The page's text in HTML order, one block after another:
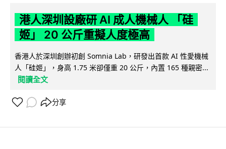
港人深圳設廠研 AI 成人機械人 「硅
姬」 20 公斤重擬人度極高
香港人於深圳創辦初創 Somnia Lab，研發出首款 AI 性愛機械
人「硅姬」，身高 1.75 米卻僅重 20 公斤，內置 165 種親密...
閱讀全文
分享